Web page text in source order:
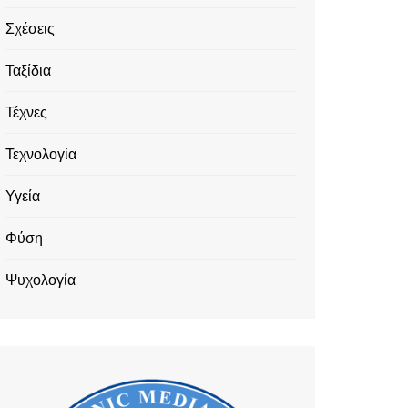
Σχέσεις
Ταξίδια
Τέχνες
Τεχνολογία
Υγεία
Φύση
Ψυχολογία